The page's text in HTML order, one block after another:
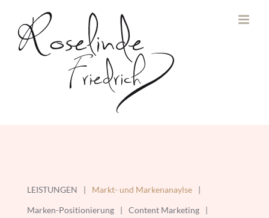
Inhalt
springen
LEISTUNGEN
Markt- und Markenanaylse
Marken-Positionierung
Content Marketing